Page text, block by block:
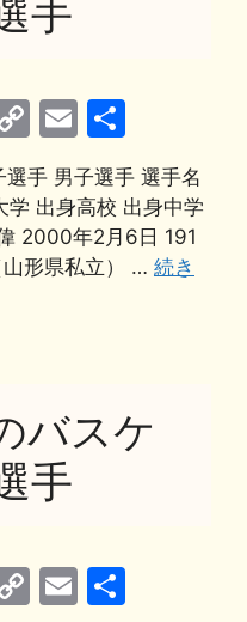
手
C
o
p
y
Li
E
m
ai
l
有
手 男子選手 選手名
学 出身高校 出身中学
2000年2月6日 191
形県私立） … 続き
バスケ
手
C
E